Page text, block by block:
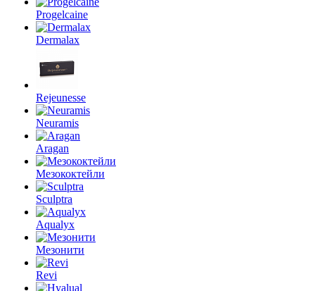
Progelcaine
Dermalax
Rejeunesse
Neuramis
Aragan
Мезококтейли
Sculptra
Aqualyx
Мезонити
Revi